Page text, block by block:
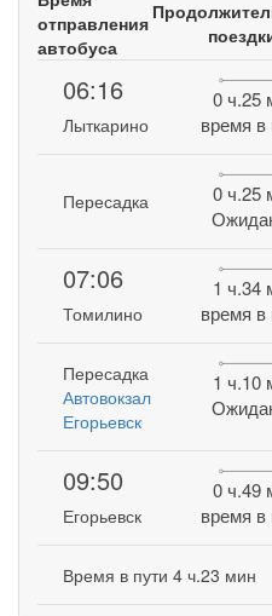
отправления
автобуса
06:16
Лыткарино
0 ч.25
время в
Пересадка
0 ч.25
07:06
Томилино
1 ч.34
время в
Пересадка
Автовокзал
Егорьевск
1 ч.10
09:50
Егорьевск
0 ч.49
время в
Время в пути 4 ч.23 мин